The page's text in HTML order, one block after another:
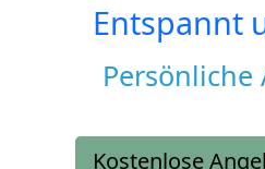
Entspannt
Persönliche
Kostenlose